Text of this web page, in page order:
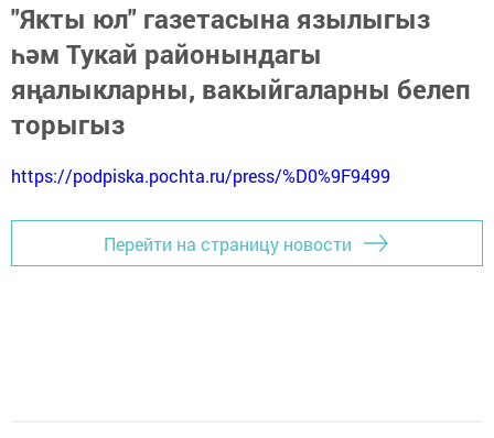
"Якты юл" газетасына язылыгыз
һәм Тукай районындагы
яңалыкларны, вакыйгаларны белеп
торыгыз
https://podpiska.pochta.ru/press/%D0%9F9499
Перейти на страницу новости